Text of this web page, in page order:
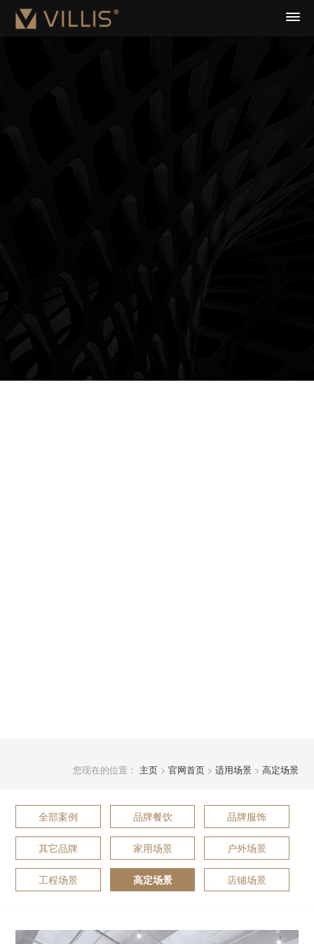
您现在的位置： 主页> 官网首页> 适用场景> 高定场景
全部案例 品牌餐饮 品牌服饰
其它品牌 家用场景 户外场景
工程场景 高定场景 店铺场景